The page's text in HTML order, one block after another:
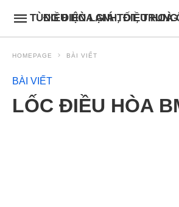
ĐIỀU HÒA GIÁ TỐT, TRUNG TÂM PHỤ TÙNG ĐIỆN
HOMEPAGE BÀI VIẾT
BÀI VIẾT
LỐC ĐIỀU HÒA